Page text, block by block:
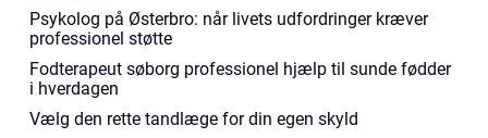
Psykolog på Østerbro: når livets udfordringer kræver
professionel støtte
Fodterapeut søborg professionel hjælp til sunde fødder
i hverdagen
Vælg den rette tandlæge for din egen skyld